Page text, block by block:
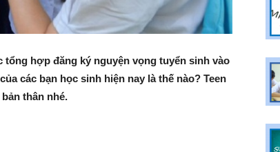
hợp đăng ký nguyện vọng tuyển sinh vào
các bạn học sinh hiện nay là thế nào? Teen
thân nhé.